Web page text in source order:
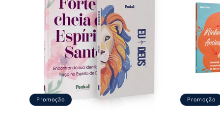
Promoção Promoção